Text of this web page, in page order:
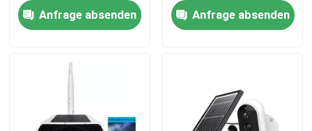
Bitte um ein Angebot
Wifi-Glühlampe-Überwachungskamera
Anfrage absenden
Anfrage absenden